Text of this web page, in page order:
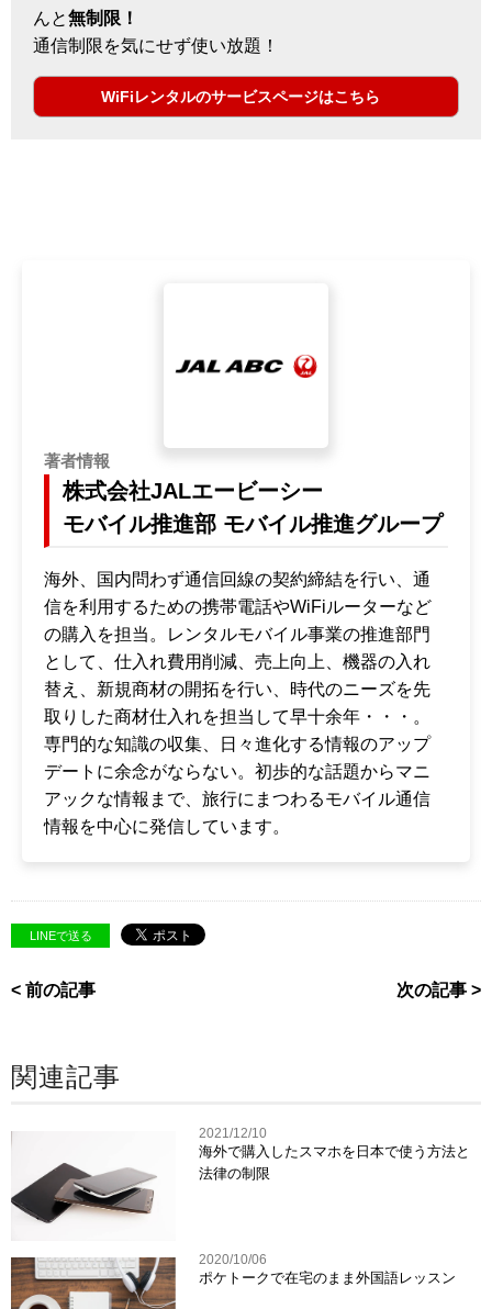
んと無制限！
通信制限を気にせず使い放題！
WiFiレンタルのサービスページはこちら
著者情報
株式会社JALエービーシー
モバイル推進部 モバイル推進グループ
海外、国内問わず通信回線の契約締結を行い、通
信を利用するための携帯電話やWiFiルーターなど
の購入を担当。レンタルモバイル事業の推進部門
として、仕入れ費用削減、売上向上、機器の入れ
替え、新規商材の開拓を行い、時代のニーズを先
取りした商材仕入れを担当して早十余年・・・。
専門的な知識の収集、日々進化する情報のアップ
デートに余念がならない。初歩的な話題からマニ
アックな情報まで、旅行にまつわるモバイル通信
情報を中心に発信しています。
LINEで送る
< 前の記事 次の記事 >
関連記事
2021/12/10
海外で購入したスマホを日本で使う方法と
法律の制限
2020/10/06
ポケトークで在宅のまま外国語レッスン